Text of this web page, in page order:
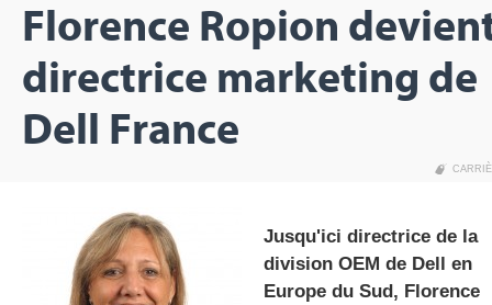
Florence Ropion
directrice marketing de
Dell France
Jusqu'ici directrice de la
division OEM de Dell en
Europe du Sud, Florence